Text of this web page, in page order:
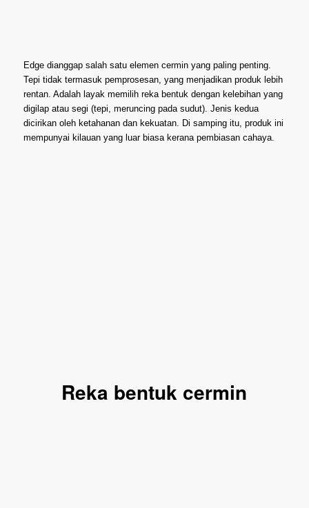
Edge dianggap salah satu elemen cermin yang paling penting.
Tepi tidak termasuk pemprosesan, yang menjadikan produk lebih
rentan. Adalah layak memilih reka bentuk dengan kelebihan yang
digilap atau segi (tepi, meruncing pada sudut). Jenis kedua
dicirikan oleh ketahanan dan kekuatan. Di samping itu, produk ini
mempunyai kilauan yang luar biasa kerana pembiasan cahaya.
Reka bentuk cermin